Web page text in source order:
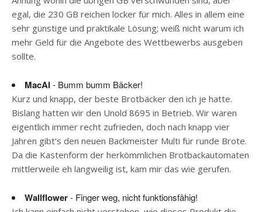
egal, die 230 GB reichen locker für mich. Alles in allem eine
sehr günstige und praktikale Lösung; weiß nicht warum ich
mehr Geld für die Angebote des Wettbewerbs ausgeben
sollte.
MacAl - Bumm bumm Bäcker!
Kurz und knapp, der beste Brotbäcker den ich je hatte.
Bislang hatten wir den Unold 8695 in Betrieb. Wir waren
eigentlich immer recht zufrieden, doch nach knapp vier
Jahren gibt's den neuen Backmeister Multi für runde Brote.
Da die Kastenform der herkömmlichen Brotbackautomaten
mittlerweile eh langweilig ist, kam mir das wie gerufen.
Wallflower- Finger weg, nicht funktionsfähig!